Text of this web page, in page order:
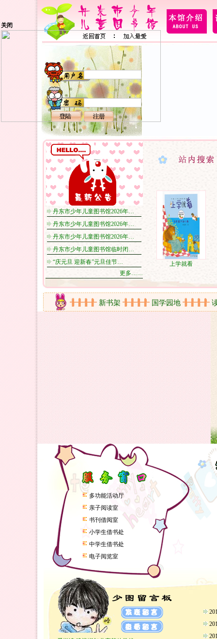
关闭
丹东市少年儿童图书馆2026年…
丹东市少年儿童图书馆2026年…
丹东市少年儿童图书馆2026年…
丹东市少年儿童图书馆临时闭…
“庆元旦 迎新春”元旦佳节…
更多……
上学就看
在线视频 新书架 国学园地 读书
多功能活动厅
亲子阅读室
书刊借阅室
小学生借书处
中学生借书处
电子阅览室